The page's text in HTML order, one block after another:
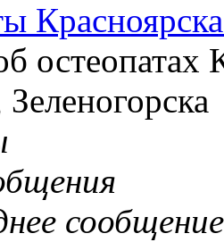
остеопатах
сообщение